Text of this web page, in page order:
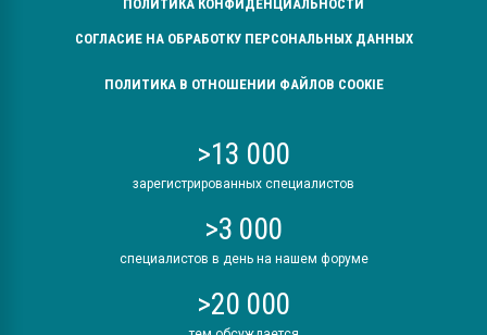
ПОЛИТИКА КОНФИДЕНЦИАЛЬНОСТИ
СОГЛАСИЕ НА ОБРАБОТКУ ПЕРСОНАЛЬНЫХ ДАННЫХ
ПОЛИТИКА В ОТНОШЕНИИ ФАЙЛОВ COOKIE
>13 000
зарегистрированных специалистов
>3 000
специалистов в день на нашем форуме
>20 000